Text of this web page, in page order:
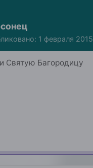
1 февраля 2015
Святую Багородицу